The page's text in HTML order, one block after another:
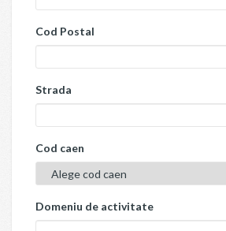
Cod Postal
Strada
Cod caen
Domeniu de activitate